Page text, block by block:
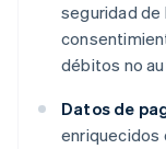
seguridad de
débitos no
Datos de
enriquecidos